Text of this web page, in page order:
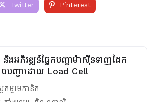
Twitter Pinterest
និងអភិវឌ្ឍន៍ផ្នែកបញ្ជាម៉ាស៊ីនទាញដែក
ចបញ្ជាដោយ Load Cell
កម្មមេកានិក